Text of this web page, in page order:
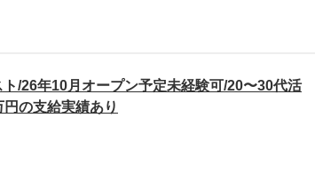
/26年10月オープン予定未経験可/20〜30代活
の支給実績あり